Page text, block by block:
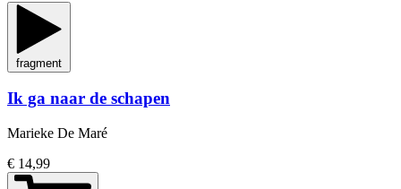
fragment
Ik ga naar de schapen
Marieke De Maré
€ 14,99